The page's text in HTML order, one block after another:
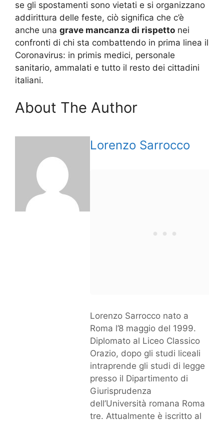
se gli spostamenti sono vietati e si organizzano
addirittura delle feste, ciò significa che c’è
anche una grave mancanza di rispetto nei
confronti di chi sta combattendo in prima linea il
Coronavirus: in primis medici, personale
sanitario, ammalati e tutto il resto dei cittadini
italiani.
About The Author
Lorenzo Sarrocco
Lorenzo Sarrocco nato a
Roma l’8 maggio del 1999.
Diplomato al Liceo Classico
Orazio, dopo gli studi liceali
intraprende gli studi di legge
presso il Dipartimento di
Giurisprudenza
dell’Università romana Roma
tre. Attualmente è iscritto al